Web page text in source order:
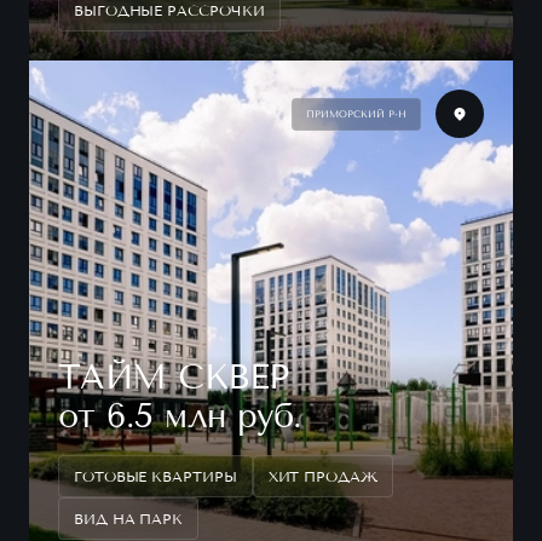
ВЫГОДНЫЕ РАССРОЧКИ
ПРИМОРСКИЙ Р-Н
ТАЙМ СКВЕР
от 6.5 млн руб.
ГОТОВЫЕ КВАРТИРЫ ХИТ ПРОДАЖ
ВИД НА ПАРК